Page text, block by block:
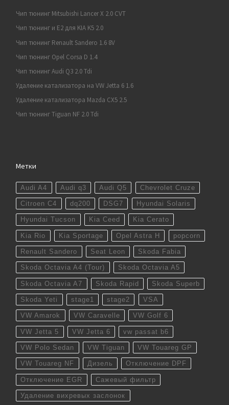
Чип тюнинг Mitsubishi Lancer X 2.0 CVT
Чип тюнинг и E2 для KIA K5 2.0
Чип тюнинг Renault Sandero 1.6 8V
Чип тюнинг Opel Corsa D 1.4
Чип тюнинг Audi Q3 2.0 Tdi
Удаление катализатора на VW Jetta 6 1.6
Удаление катализатора Mazda CX5 2.5
Чип тюнинг Tiguan NF 2.0 Tdi
Метки
Audi A4 Audi q3 Audi Q5 Chevrolet Cruze
Citroen C4 dq200 DSG7 Hyundai Solaris
Hyundai Tucson Kia Ceed Kia Cerato
Kia Rio Kia Sportage Opel Astra H popcorn
Renault Sandero Seat Leon Skoda Fabia
Skoda Octavia A4 (Tour) Skoda Octavia A5
Skoda Octavia A7 Skoda Rapid Skoda Superb
Skoda Yeti stage1 stage2 VSA
VW Amarok VW Caravelle VW Golf 6
VW Jetta 5 VW Jetta 6 vw passat b6
VW Polo Sedan VW Tiguan VW Touareg GP
VW Touareg NF Дизель Отключение DPF
Отключение EGR Сажевый фильтр
Удаление вихревых заслонок